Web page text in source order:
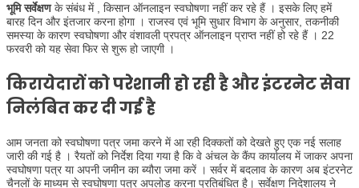
भूमि सर्वेक्षणके संबंध में , किसान ऑनलाइन स्वघोषणा नहीं कर रहे हैं । इसके लिए हमें
बारह दिन और इंतजार करना होगा । राजस्व एवं भूमि सुधार विभाग के अनुसार, तकनीकी
समस्या के कारण स्वघोषणा और वंशावली प्रपत्र ऑनलाइन प्राप्त नहीं हो रहे हैं । 22
फरवरी को यह सेवा फिर से शुरू हो जाएगी ।
किरायेदारों को परेशानी हो रही है और इंटरनेट सेवा
निलंबित कर दी गई है
आम जनता को स्वघोषणा पत्र जमा करने में आ रही दिक्कतों को देखते हुए एक नई सलाह
जारी की गई है । रैयतों को निर्देश दिया गया है कि वे अंचल के कैंप कार्यालय में जाकर अपना
स्वघोषणा पत्र या अपनी जमीन का ब्यौरा जमा करें । सर्वर में बदलाव के कारण अब इंटरनेट
चैनलों के माध्यम से स्वघोषणा पत्र अपलोड करना प्रतिबंधित है। सर्वेक्षण निदेशालय ने